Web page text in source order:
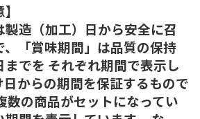
造（加工）日から安全に召
、「賞味期間」は品質の保持
でを それぞれ期間で表示し
からの期間を保証するもので
数の商品がセットになってい